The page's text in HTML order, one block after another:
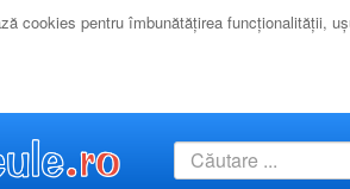
cookies pentru îmbunătăţirea funcţionalităţii,